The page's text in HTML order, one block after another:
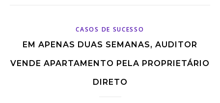
CASOS DE SUCESSO
EM APENAS DUAS SEMANAS, AUDITOR
VENDE APARTAMENTO PELA PROPRIETÁRIO
DIRETO